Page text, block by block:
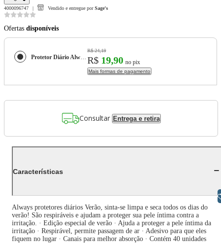
4000096747 Vendido e entregue por Sage's
Ofertas disponíveis
Protetor Diário Always Respirável 40un
R$ 24,19
R$ 19,90 no pix
Mais formas de pagamento
Consultar Entrega e retira
Características
Always protetores diários Verão, sinta-se limpa e seca todos os dias do
verão! São respiráveis e ajudam a proteger sua pele íntima contra a
irritação. · Edição especial de verão · Ajuda a proteger a pele íntima da
irritação · Respirável, permite passagem de ar · Adesivo para que eles
fiquem no lugar · Canais para melhor absorção · Contém 40 unidades
Libras